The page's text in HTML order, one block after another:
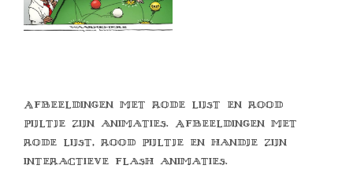
Afbeeldingen met rode lijst en rood
pijltje zijn animaties. Afbeeldingen met
rode lijst, rood pijltje en handje zijn
interactieve flash animaties.